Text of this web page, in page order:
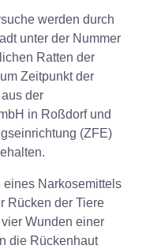
werden durch
unter der Nummer
Ratten der
Zeitpunkt der
der
in Roßdorf und
(ZFE)
eines Narkosemittels
Rücken der Tiere
Wunden einer
die Rückenhaut